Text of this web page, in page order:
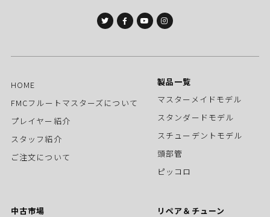
HOME
FMCフルートマスターズについて
プレイヤー紹介
スタッフ紹介
ご注文について
製品一覧
マスターメイドモデル
スタンダードモデル
スチューデントモデル
頭部管
ピッコロ
中古市場 リペア＆チューン